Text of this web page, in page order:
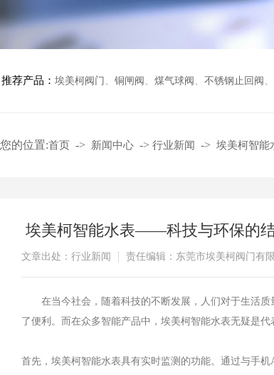
推荐产品： 埃美柯阀门 、 铜闸阀 、 煤气球阀 、 不锈钢止回阀 、
您的位置:首页 -> 新闻中心 -> 行业新闻 -> 埃美柯智
埃美柯智能水表——科技与环保的
文章出处：行业新闻 责任编辑：东莞市埃美柯阀门有
在当今社会，随着科技的不断发展，人们对于生活质
了便利。而在众多智能产品中，埃美柯智能水表无疑是
首先，埃美柯智能水表具有实时监测的功能。通过与手